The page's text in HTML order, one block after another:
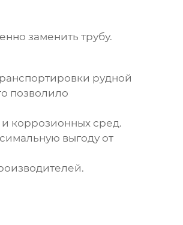
заменить трубу.
рудной
позволило
коррозионных сред.
выгоду от